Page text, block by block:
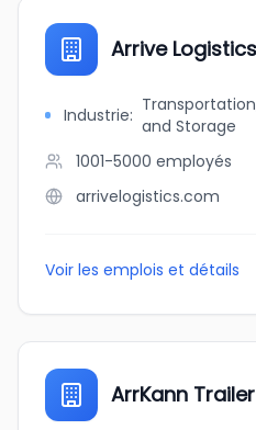
Arrive Logistics
Industrie: and Storage
1001-5000 employés
arrivelogistics.com
Voir les emplois et détails
ArrKann